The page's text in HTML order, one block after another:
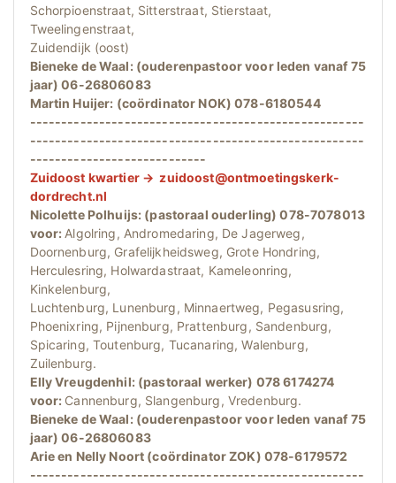
Schorpioenstraat, Sitterstraat, Stierstaat,
Tweelingenstraat,
Zuidendijk (oost)
Bieneke de Waal: (ouderenpastoor voor leden vanaf 75
jaar) 06-26806083
Martin Huijer: (coördinator NOK) 078-6180544
-----------------------------------------------------
-----------------------------------------------------
----------------------------
Zuidoost kwartier → zuidoost@ontmoetingskerk-
dordrecht.nl
Nicolette Polhuijs: (pastoraal ouderling) 078-7078013
voor: Algolring, Andromedaring, De Jagerweg,
Doornenburg, Grafelijkheidsweg, Grote Hondring,
Herculesring, Holwardastraat, Kameleonring,
Kinkelenburg,
Luchtenburg, Lunenburg, Minnaertweg, Pegasusring,
Phoenixring, Pijnenburg, Prattenburg, Sandenburg,
Spicaring, Toutenburg, Tucanaring, Walenburg,
Zuilenburg.
Elly Vreugdenhil: (pastoraal werker) 078 6174274
voor: Cannenburg, Slangenburg, Vredenburg.
Bieneke de Waal: (ouderenpastoor voor leden vanaf 75
jaar) 06-26806083
Arie en Nelly Noort (coördinator ZOK) 078-6179572
-----------------------------------------------------